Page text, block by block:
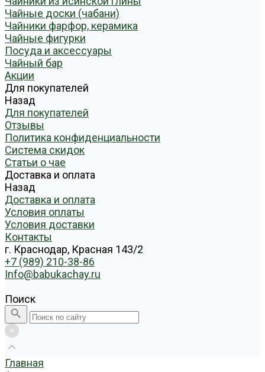
Чайные доски (чабани)
Чайники фарфор, керамика
Чайные фигурки
Посуда и аксессуары
Чайный бар
Акции
Для покупателей
Назад
Для покупателей
Отзывы
Политика конфиденциальности
Система скидок
Статьи о чае
Доставка и оплата
Назад
Доставка и оплата
Условия оплаты
Условия доставки
Контакты
г. Краснодар, Красная 143/2
+7 (989) 210-38-86
Info@babukachay.ru
Поиск
Главная